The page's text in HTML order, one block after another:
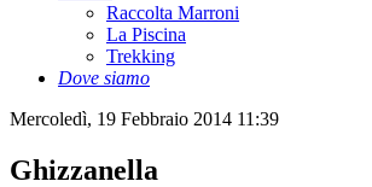
Raccolta Marroni
La Piscina
Trekking
Dove siamo
Mercoledì, 19 Febbraio 2014 11:39
Ghizzanella